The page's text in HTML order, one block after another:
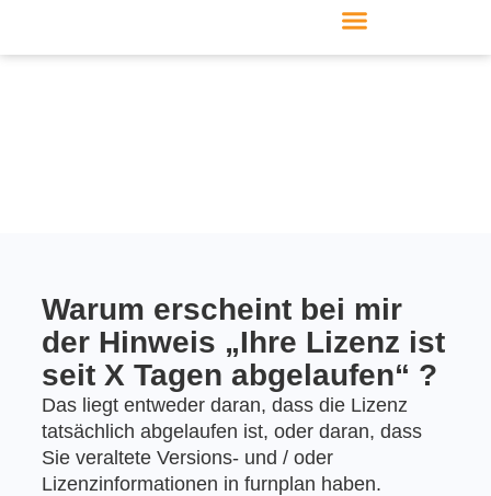
Warum erscheint bei mir
der Hinweis „Ihre Lizenz ist
seit X Tagen abgelaufen“ ?
Das liegt entweder daran, dass die Lizenz
tatsächlich abgelaufen ist, oder daran, dass
Sie veraltete Versions- und / oder
Lizenzinformationen in furnplan haben.